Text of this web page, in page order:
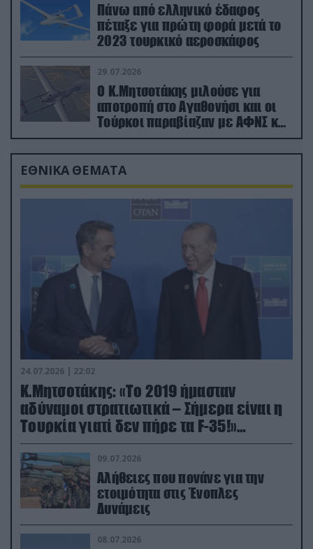
Πάνω από ελληνικό έδαφος
πέταξε για πρώτη φορά μετά το
2023 τουρκικό αεροσκάφος
29.07.2026
Ο Κ.Μητσοτάκης μιλούσε για
αποτροπή στο Αγαθονήσι και οι
Τούρκοι παραβίαζαν με ΑΦΝΣ και
drone
ΕΘΝΙΚΑ ΘΕΜΑΤΑ
24.07.2026 | 22:02
Κ.Μητσοτάκης: «Το 2019 ήμασταν
αδύναμοι στρατιωτικά – Σήμερα είναι η
Τουρκία γιατί δεν πήρε τα F-35!»
(βίντεο)
09.07.2026
Αλήθειες που πονάνε για την
ετοιμότητα στις Ένοπλες
Δυνάμεις
08.07.2026